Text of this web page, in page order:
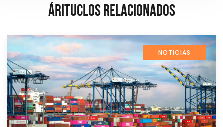
Árituclos relacionados
NOTICIAS